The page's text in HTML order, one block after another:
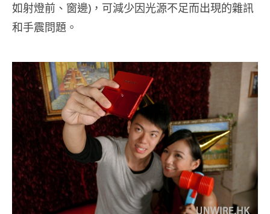
如射燈前、窗邊)，可減少因光源不足而出現的雜訊
和手震問題。